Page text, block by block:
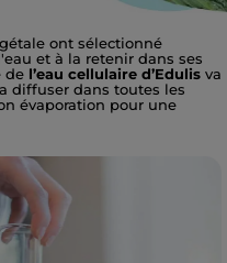
ont sélectionné
et à la retenir dans ses
de l’eau cellulaire d’Edulis va
diffuser dans toutes les
évaporation pour une